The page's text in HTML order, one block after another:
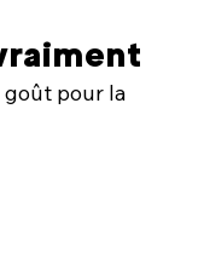
goût pour la